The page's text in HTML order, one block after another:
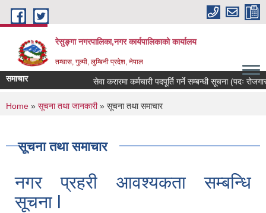
Skip to main content
रेसुङ्गा नगरपालिका,नगर कार्यपालिकाको कार्यालय
तम्घास, गुल्मी, लुम्बिनी प्रदेश, नेपाल
समाचार सेवा करारमा कर्मचारी पदपूर्ति गर्ने सम्बन्धी सूचना (पदः रोजगार
You are here
Home » सूचना तथा जानकारी» सूचना तथा समाचार
सूचना तथा समाचार
नगर प्रहरी आवश्यकता सम्बन्धि
सूचना l